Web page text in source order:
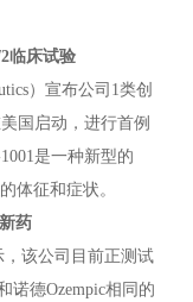
临床试验
）宣布公司1类创
国启动，进行首例
是一种新型的
体征和症状。
药
，该公司目前正测试
诺德Ozempic相同的